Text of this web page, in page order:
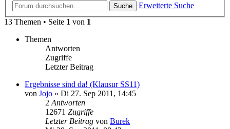
Suche
Erweiterte Suche
13 Themen • Seite 1 von 1
Themen
Antworten
Zugriffe
Letzter Beitrag
Ergebnisse sind da! (Klausur SS11)
von Jojo » Di 27. Sep 2011, 14:45
2 Antworten
12671 Zugriffe
Letzter Beitrag von Burek